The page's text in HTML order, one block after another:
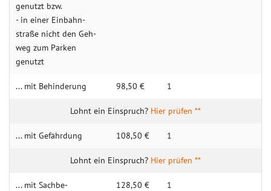
genutzt bzw.
- in einer Ein­­bahn­­
straße nicht den Geh­­
weg zum Parken
genutzt
... mit Behin­derung 98,50 € 1
Hier prüfen **
... mit Gefähr­dung 108,50 € 1
Hier prüfen **
... mit Sachbe­
128,50 € 1